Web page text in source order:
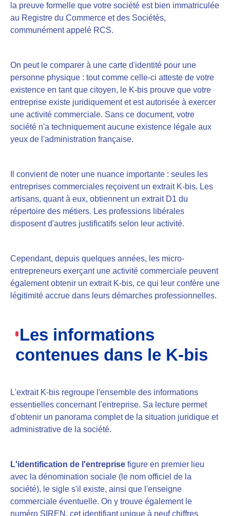
la preuve formelle que votre société est bien immatriculée
au Registre du Commerce et des Sociétés,
communément appelé RCS.
On peut le comparer à une carte d'identité pour une
personne physique : tout comme celle-ci atteste de votre
existence en tant que citoyen, le K-bis prouve que votre
entreprise existe juridiquement et est autorisée à exercer
une activité commerciale. Sans ce document, votre
société n'a techniquement aucune existence légale aux
yeux de l'administration française.
Il convient de noter une nuance importante : seules les
entreprises commerciales reçoivent un extrait K-bis. Les
artisans, quant à eux, obtiennent un extrait D1 du
répertoire des métiers. Les professions libérales
disposent d'autres justificatifs selon leur activité.
Cependant, depuis quelques années, les micro-
entrepreneurs exerçant une activité commerciale peuvent
également obtenir un extrait K-bis, ce qui leur confère une
légitimité accrue dans leurs démarches professionnelles.
Les informations
contenues dans le K-bis
L'extrait K-bis regroupe l'ensemble des informations
essentielles concernant l'entreprise. Sa lecture permet
d'obtenir un panorama complet de la situation juridique et
administrative de la société.
L'identification de l'entreprise figure en premier lieu
avec la dénomination sociale (le nom officiel de la
société), le sigle s'il existe, ainsi que l'enseigne
commerciale éventuelle. On y trouve également le
numéro SIREN, cet identifiant unique à neuf chiffres